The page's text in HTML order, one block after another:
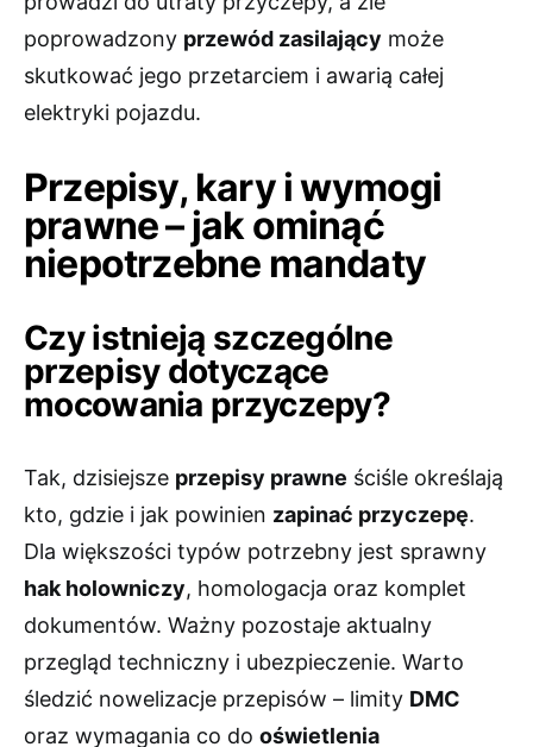
poprowadzony przewód zasilający może
skutkować jego przetarciem i awarią całej
elektryki pojazdu.
Przepisy, kary i wymogi
prawne – jak ominąć
niepotrzebne mandaty
Czy istnieją szczególne
przepisy dotyczące
mocowania przyczepy?
Tak, dzisiejsze przepisy prawne ściśle określają
kto, gdzie i jak powinien zapinać przyczepę.
Dla większości typów potrzebny jest sprawny
hak holowniczy, homologacja oraz komplet
dokumentów. Ważny pozostaje aktualny
przegląd techniczny i ubezpieczenie. Warto
śledzić nowelizacje przepisów – limity DMC
oraz wymagania co do oświetlenia